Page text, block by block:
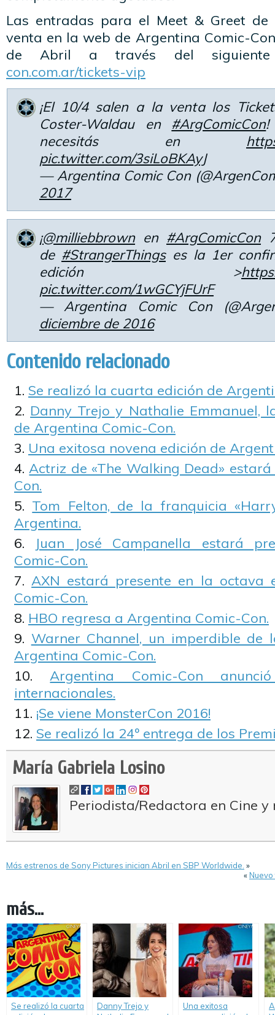
Las entradas para el Meet & Greet
venta en la web de Argentina Comic-
de Abril a través del
con.com.ar/tickets-vip
¡El 10/4 salen a la venta los
Coster-Waldau en #ArgComicCon!
necesitás en
pic.twitter.com/3siLoBKAyJ
— Argentina Comic Con
2017
¡@milliebbrownen #ArgComicCon
de #StrangerThingses la 1er
edición >
pic.twitter.com/1wGCYjFUrF
— Argentina Comic Con
diciembre de 2016
Contenido relacionado
Se realizó la cuarta edición de
Danny Trejo y Nathalie Emmanuel,
de Argentina Comic-Con.
Una exitosa novena edición de
Actriz de «The Walking Dead»
Con.
Tom Felton, de la franquicia
Argentina.
Juan José Campanella estará
Comic-Con.
AXN estará presente en la octava
Comic-Con.
HBO regresa a Argentina Comic-Con.
Warner Channel, un imperdible de
Argentina Comic-Con.
Argentina Comic-Con
internacionales.
¡Se viene MonsterCon 2016!
Se realizó la 24º entrega de los
María Gabriela Losino
Periodista/Redactora en Cine y
Más estrenos de Sony Pictures inician Abril en SBP Worldwide. »
«
más...
Se realizó la cuarta
Danny Trejo y
Una exitosa